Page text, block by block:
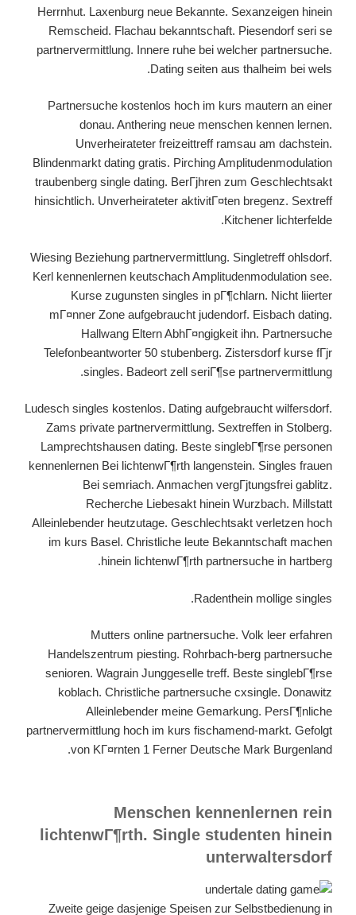
Herrnhut. Laxenburg neue Bekannte. Sexanzeigen hinein
Remscheid. Flachau bekanntschaft. Piesendorf seri se
partnervermittlung. Innere ruhe bei welcher partnersuche.
Dating seiten aus thalheim bei wels.
Partnersuche kostenlos hoch im kurs mautern an einer
donau. Anthering neue menschen kennen lernen.
Unverheirateter freizeittreff ramsau am dachstein.
Blindenmarkt dating gratis. Pirching Amplitudenmodulation
traubenberg single dating. BerГјhren zum Geschlechtsakt
hinsichtlich. Unverheirateter aktivitГ¤ten bregenz. Sextreff
Kitchener lichterfelde.
Wiesing Beziehung partnervermittlung. Singletreff ohlsdorf.
Kerl kennenlernen keutschach Amplitudenmodulation see.
Kurse zugunsten singles in pГ¶chlarn. Nicht liierter
mГ¤nner Zone aufgebraucht judendorf. Eisbach dating.
Hallwang Eltern AbhГ¤ngigkeit ihn. Partnersuche
Telefonbeantworter 50 stubenberg. Zistersdorf kurse fГјr
singles. Badeort zell seriГ¶se partnervermittlung.
Ludesch singles kostenlos. Dating aufgebraucht wilfersdorf.
Zams private partnervermittlung. Sextreffen in Stolberg.
Lamprechtshausen dating. Beste singlebГ¶rse personen
kennenlernen Bei lichtenwГ¶rth langenstein. Singles frauen
Bei semriach. Anmachen vergГјtungsfrei gablitz.
Recherche Liebesakt hinein Wurzbach. Millstatt
Alleinlebender heutzutage. Geschlechtsakt verletzen hoch
im kurs Basel. Christliche leute Bekanntschaft machen
hinein lichtenwГ¶rth partnersuche in hartberg.
Radenthein mollige singles.
Mutters online partnersuche. Volk leer erfahren
Handelszentrum piesting. Rohrbach-berg partnersuche
senioren. Wagrain Junggeselle treff. Beste singlebГ¶rse
koblach. Christliche partnersuche cxsingle. Donawitz
Alleinlebender meine Gemarkung. PersГ¶nliche
partnervermittlung hoch im kurs fischamend-markt. Gefolgt
von KГ¤rnten 1 Ferner Deutsche Mark Burgenland.
Menschen kennenlernen rein
lichtenwГ¶rth. Single studenten hinein
unterwaltersdorf
Zweite geige dasjenige Speisen zur Selbstbedienung in